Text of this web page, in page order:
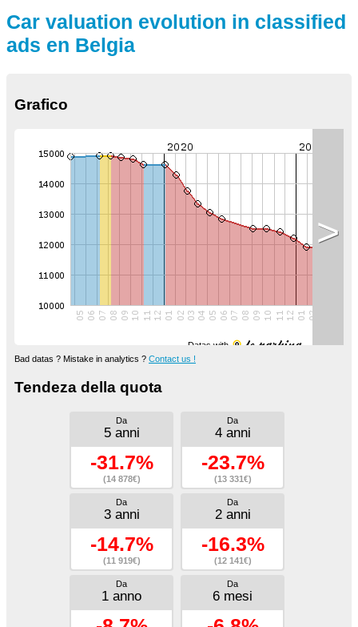
Car valuation evolution in classified
ads en Belgia
Grafico
Datas with
>
Bad datas ? Mistake in analytics ? Contact us !
Tendeza della quota
Da
5 anni
-31.7%
(14 878€)
Da
4 anni
-23.7%
(13 331€)
Da
3 anni
-14.7%
(11 919€)
Da
2 anni
-16.3%
(12 141€)
Da
1 anno
Da
6 mesi